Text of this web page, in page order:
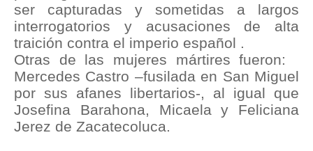
ser capturadas y sometidas a largos
interrogatorios y acusaciones de alta
traición contra el imperio español .
Otras de las mujeres mártires fueron:
Mercedes Castro –fusilada en San Miguel
por sus afanes libertarios-, al igual que
Josefina Barahona, Micaela y Feliciana
Jerez de Zacatecoluca.